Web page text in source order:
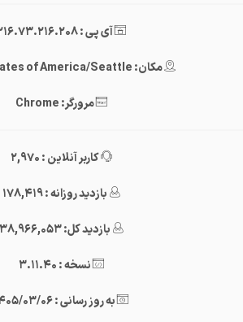
آی پی : 216.73.216.208
مکان: United States of America/Seattle
مرورگر: Chrome
کاربر آنلاین : 2,970
بازدید روزانه : 178,419
بازدید کل: 38,966,053
نسخه : 3.11.40
به روز رسانی : 1405/03/06